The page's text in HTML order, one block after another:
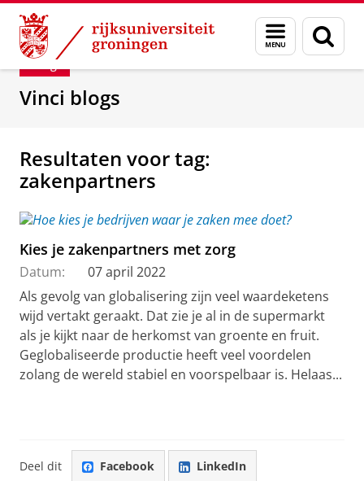
Skip
Content
Skip
Navigation
Menu
en
zoeken
Department of Innovation Management &
Blog
Vinci blogs
Resultaten voor tag:
zakenpartners
Kies je zakenpartners met zorg
Datum:
07 april 2022
Als gevolg van globalisering zijn veel waardeketens
wijd vertakt geraakt. Dat zie je al in de supermarkt
als je kijkt naar de herkomst van groente en fruit.
Geglobaliseerde productie heeft veel voordelen
zolang de wereld stabiel en voorspelbaar is. Helaas...
Deel dit Facebook LinkedIn